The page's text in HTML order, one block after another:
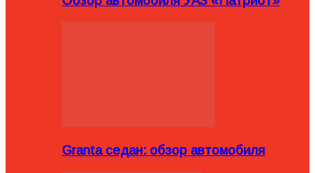
Granta седан: обзор автомобиля